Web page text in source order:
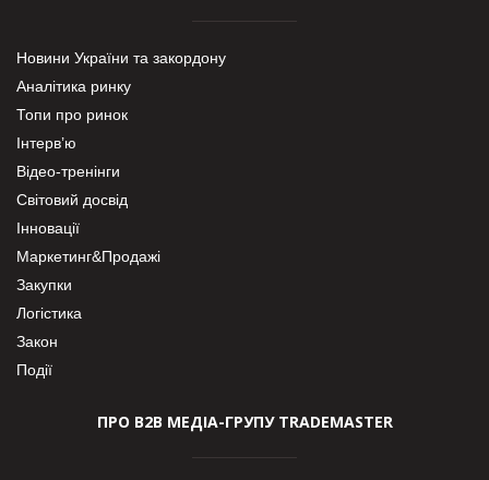
Новини України та закордону
Аналітика ринку
Топи про ринок
Інтерв’ю
Відео-тренінги
Світовий досвід
Інновації
Маркетинг&Продажі
Закупки
Логістика
Закон
Події
ПРО В2В МЕДІА-ГРУПУ TRADEMASTER